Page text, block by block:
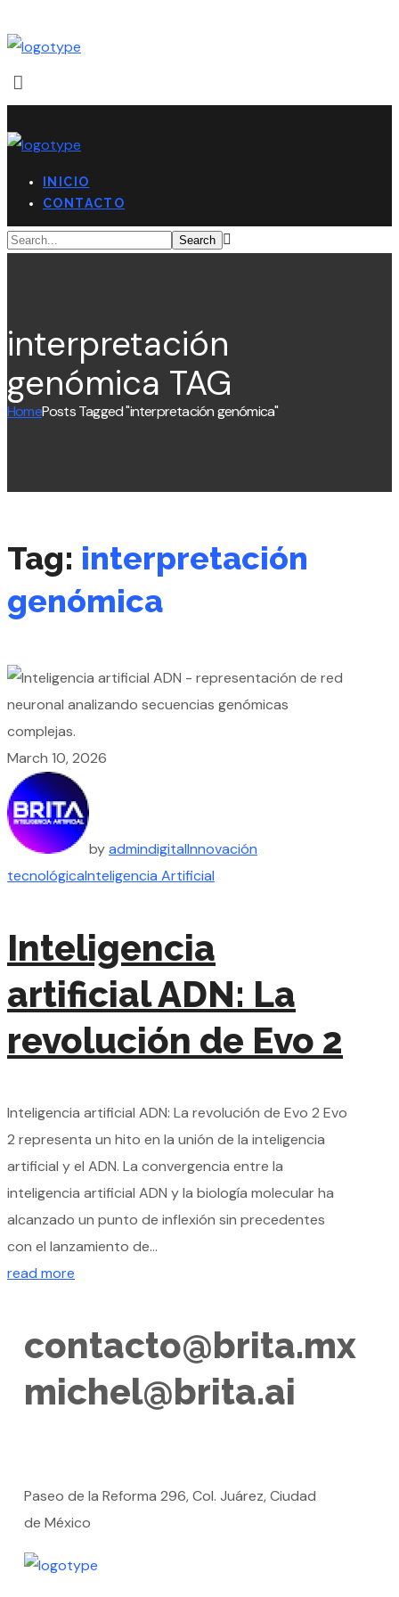
INICIO
CONTACTO
interpretación
genómica TAG
HomePosts Tagged "interpretación genómica"
Tag: interpretación
genómica
March 10, 2026
byadmindigitalInnovación
tecnológicaInteligencia Artificial
Inteligencia
artificial ADN: La
revolución de Evo 2
Inteligencia artificial ADN: La revolución de Evo 2 Evo
2 representa un hito en la unión de la inteligencia
artificial y el ADN. La convergencia entre la
inteligencia artificial ADN y la biología molecular ha
alcanzado un punto de inflexión sin precedentes
con el lanzamiento de...
read more
contacto@brita.mx
michel@brita.ai
Paseo de la Reforma 296, Col. Juárez, Ciudad
de México